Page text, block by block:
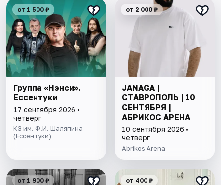
от 1 500 ₽
Группа «Нэнси».
Ессентуки
17 сентября 2026 •
четверг
КЗ им. Ф.И. Шаляпина
(Ессентуки)
от 2 000 ₽
JANAGA |
СТАВРОПОЛЬ | 10
СЕНТЯБРЯ |
АБРИКОС АРЕНА
10 сентября 2026 •
четверг
Abrikos Arena
от 1 900 ₽ от 400 ₽